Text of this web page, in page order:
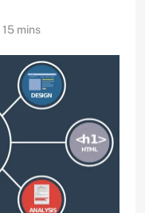
15 mins